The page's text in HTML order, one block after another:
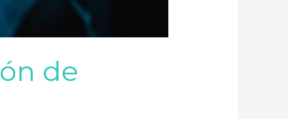
de